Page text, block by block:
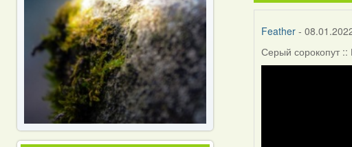
Feather -
Серый сорокопут ::